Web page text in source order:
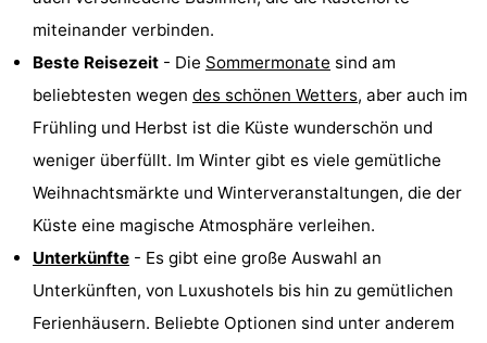
miteinander verbinden.
Beste Reisezeit - Die Sommermonate sind am
beliebtesten wegen des schönen Wetters, aber auch im
Frühling und Herbst ist die Küste wunderschön und
weniger überfüllt. Im Winter gibt es viele gemütliche
Weihnachtsmärkte und Winterveranstaltungen, die der
Küste eine magische Atmosphäre verleihen.
Unterkünfte - Es gibt eine große Auswahl an
Unterkünften, von Luxushotels bis hin zu gemütlichen
Ferienhäusern. Beliebte Optionen sind unter anderem